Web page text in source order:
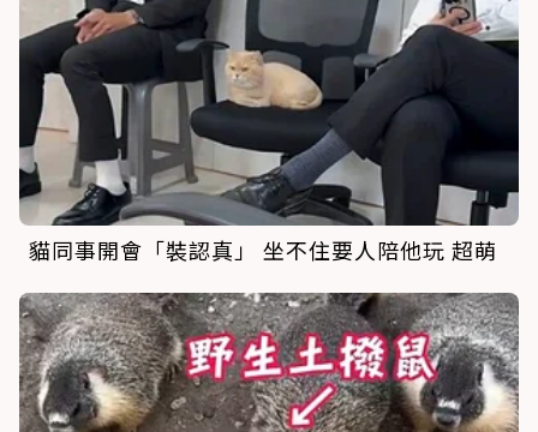
貓同事開會「裝認真」 坐不住要人陪他玩 超萌